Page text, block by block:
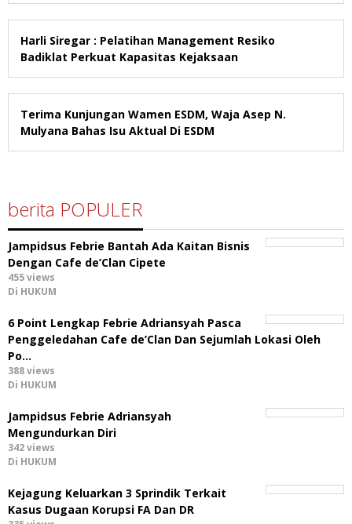
Harli Siregar : Pelatihan Management Resiko
Badiklat Perkuat Kapasitas Kejaksaan
Terima Kunjungan Wamen ESDM, Waja Asep N.
Mulyana Bahas Isu Aktual Di ESDM
berita POPULER
Jampidsus Febrie Bantah Ada Kaitan Bisnis
Dengan Cafe de’Clan Cipete
455 views
Di HUKUM
6 Point Lengkap Febrie Adriansyah Pasca
Penggeledahan Cafe de’Clan Dan Sejumlah Lokasi Oleh
Po…
388 views
Di HUKUM
Jampidsus Febrie Adriansyah
Mengundurkan Diri
342 views
Di HUKUM
Kejagung Keluarkan 3 Sprindik Terkait
Kasus Dugaan Korupsi FA Dan DR